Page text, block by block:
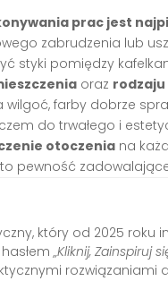
prac jest
zabrudzenia lub
styki pomiędzy
oraz
farby dobrze
do trwałego i
otoczenia na
pewność
który od 2025 roku
„Kliknij, Zainspiruj
rozwiązaniami